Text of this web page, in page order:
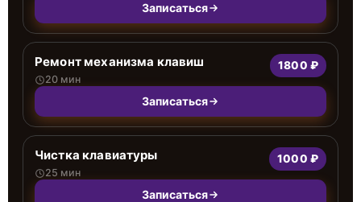
Записаться
Ремонт механизма клавиш
20 мин
1800 ₽
Записаться
Чистка клавиатуры
25 мин
1000 ₽
Записаться